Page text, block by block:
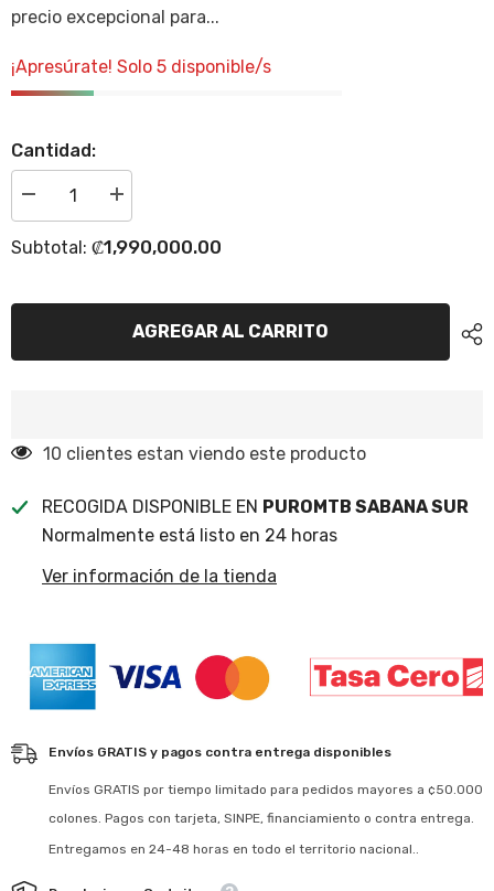
precio excepcional para...
¡Apresúrate! Solo 5 disponible/s
Cantidad:
Disminuir
cantidad
Bicicleta
carbono
Incrementar
la
para
de
Victory
Subtotal: ₡1,990,000.00
AGREGAR AL CARRITO
46 clientes estan viendo este producto
RECOGIDA DISPONIBLE EN PUROMTB SABANA SUR
Normalmente está listo en 24 horas
Ver información de la tienda
Envíos GRATIS y pagos contra entrega disponibles
Envíos GRATIS por tiempo limitado para pedidos mayores a ¢50.000
colones. Pagos con tarjeta, SINPE, financiamiento o contra entrega.
Entregamos en 24-48 horas en todo el territorio nacional..